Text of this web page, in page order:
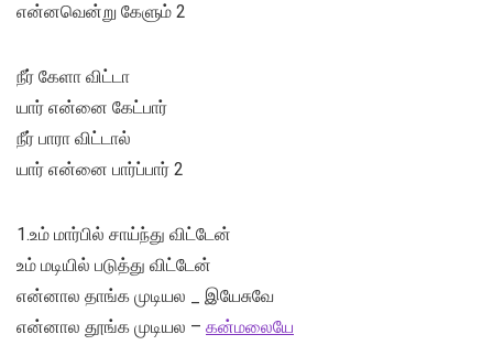
என்னவென்று கேளும் 2
நீர் கேளா விட்டா
யார் என்னை கேட்பார்
நீர் பாரா விட்டால்
யார் என்னை பார்ப்பார் 2
1.உம் மார்பில் சாய்ந்து விட்டேன்
உம் மடியில் படுத்து விட்டேன்
என்னால தாங்க முடியல _ இயேசுவே
என்னால தூங்க முடியல – கன்மலையே